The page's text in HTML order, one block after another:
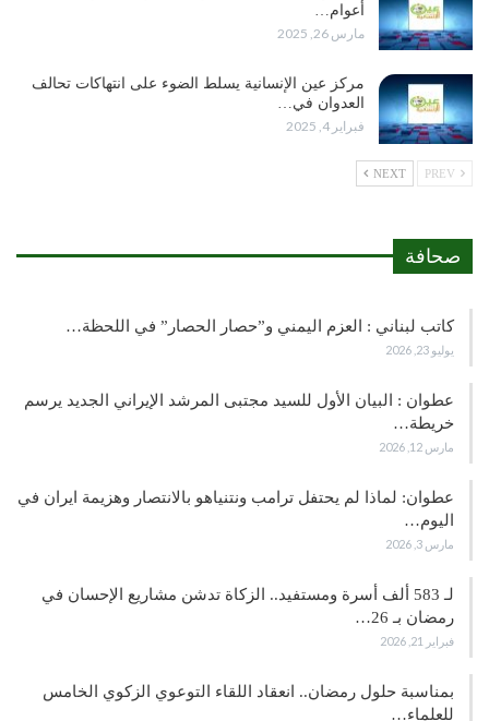
أعوام…
مارس 26, 2025
مركز عين الإنسانية يسلط الضوء على انتهاكات تحالف
العدوان في…
فبراير 4, 2025
NEXT
صحافة
كاتب لبناني : العزم اليمني و”حصار الحصار” في اللحظة…
يوليو 23, 2026
عطوان : البيان الأول للسيد مجتبى المرشد الإيراني الجديد يرسم
خريطة…
مارس 12, 2026
عطوان: لماذا لم يحتفل ترامب ونتنياهو بالانتصار وهزيمة ايران في
اليوم…
مارس 3, 2026
لـ 583 ألف أسرة ومستفيد.. الزكاة تدشن مشاريع الإحسان في
رمضان بـ 26…
فبراير 21, 2026
بمناسبة حلول رمضان.. انعقاد اللقاء التوعوي الزكوي الخامس
للعلماء…